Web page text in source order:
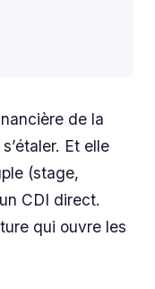
de la
Et elle
(stage,
CDI direct.
qui ouvre les